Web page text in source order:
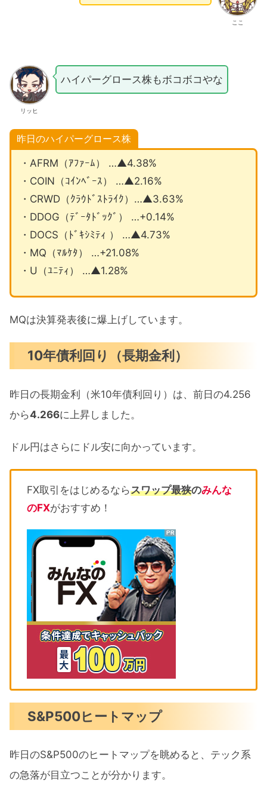
ここ
リッヒ
ハイパーグロース株もボコボコやな
昨日のハイパーグロース株
・AFRM（ｱﾌｧｰﾑ） …▲4.38%
・COIN（ｺｲﾝﾍﾞｰｽ） …▲2.16%
・CRWD（ｸﾗｳﾄﾞｽﾄﾗｲｸ）…▲3.63%
・DDOG（ﾃﾞｰﾀﾄﾞｯｸﾞ） …+0.14%
・DOCS（ﾄﾞｷｼﾐﾃｨ ） …▲4.73%
・MQ（ﾏﾙｹﾀ） …+21.08%
・U（ﾕﾆﾃｨ） …▲1.28%
MQは決算発表後に爆上げしています。
10年債利回り（長期金利）
昨日の長期金利（米10年債利回り）は、前日の4.256
から4.266に上昇しました。
ドル円はさらにドル安に向かっています。
FX取引をはじめるならスワップ最狭のみんな
のFXがおすすめ！
S&P500ヒートマップ
昨日のS&P500のヒートマップを眺めると、テック系
の急落が目立つことが分かります。